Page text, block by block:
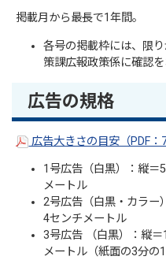
掲載月から最長で1年間。
各号の掲載枠には、限
策課広報政策係に確認を
広告の規格
広告大きさの目安（PDF
1号広告（白黒）：縦＝
メートル
2号広告（白黒・カラー
4センチメートル
3号広告 （白黒）：縦
メートル（紙面の3分の1